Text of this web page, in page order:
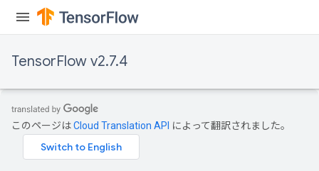
TensorFlow v2.7.4
このページはCloud Translation API によって翻訳されました。